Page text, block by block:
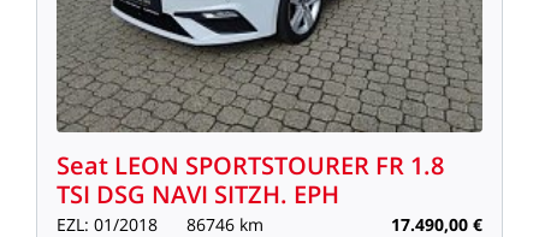
Seat LEON SPORTSTOURER FR 1.8
TSI DSG NAVI SITZH. EPH
EZL: 01/2018 86746 km 17.490,00 €